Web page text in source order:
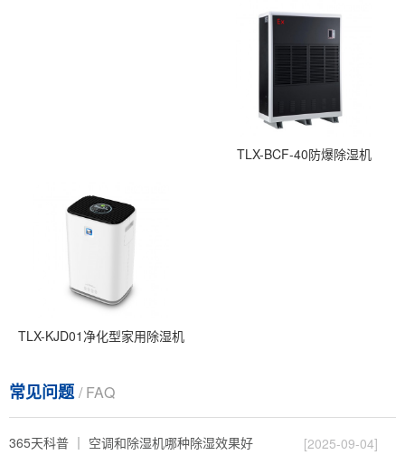
TLX-BCF-40防爆除湿机
TLX-KJD01净化型家用除湿机
常见问题/ FAQ
365天科普 ｜ 空调和除湿机哪种除湿效果好
[2025-09-04]